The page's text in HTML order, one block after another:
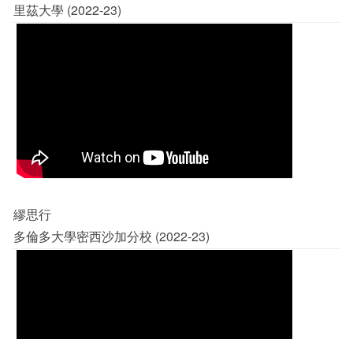
里茲大學 (2022-23)
繆思行
多倫多大學密西沙加分校 (2022-23)